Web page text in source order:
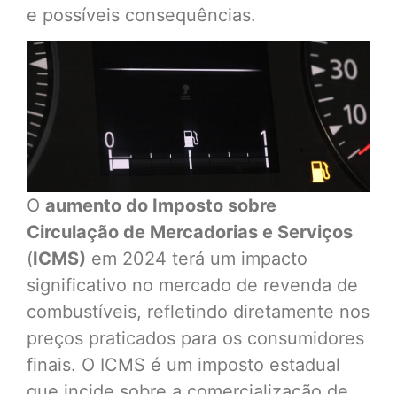
e possíveis consequências.
O aumento do Imposto sobre
Circulação de Mercadorias e Serviços
(ICMS) em 2024 terá um impacto
significativo no mercado de revenda de
combustíveis, refletindo diretamente nos
preços praticados para os consumidores
finais. O ICMS é um imposto estadual